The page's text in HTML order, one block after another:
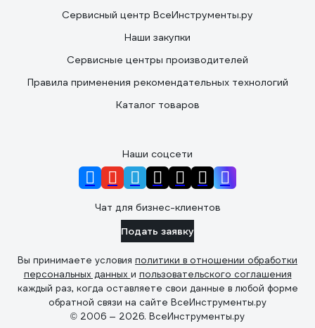
Сервисный центр ВсеИнструменты.ру
Наши закупки
Сервисные центры производителей
Правила применения рекомендательных технологий
Каталог товаров
Наши соцсети
Чат для бизнес-клиентов
Подать заявку
Вы принимаете условия политики в отношении обработки
персональных данных и пользовательского соглашения
каждый раз, когда оставляете свои данные в любой форме
обратной связи на сайте ВсеИнструменты.ру
© 2006 — 2026. ВсеИнструменты.ру